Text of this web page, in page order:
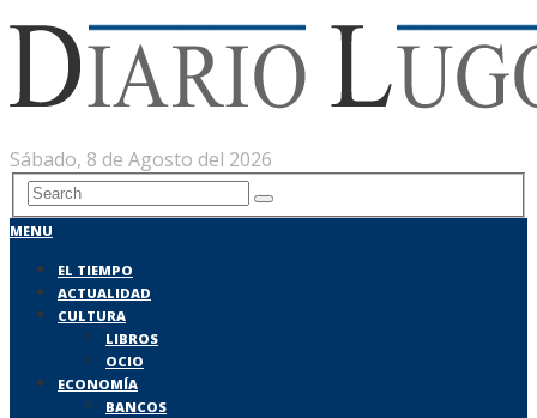
Sábado, 8 de Agosto del 2026
MENU
EL TIEMPO
ACTUALIDAD
CULTURA
LIBROS
OCIO
ECONOMÍA
BANCOS